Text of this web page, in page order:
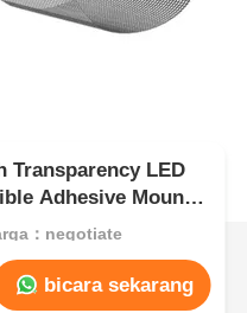
Transparency LED
Adhesive Mount
：negotiate
bicara sekarang